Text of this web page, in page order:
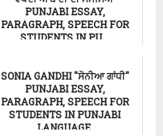
PUNJABI ESSAY,
PARAGRAPH, SPEECH FOR
STUDENTS IN PU...
SONIA GANDHI "ਸੋਨੀਆ ਗਾਂਧੀ"
PUNJABI ESSAY,
PARAGRAPH, SPEECH FOR
STUDENTS IN PUNJABI
LANGUAGE.